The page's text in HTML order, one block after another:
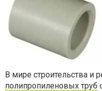
В мире строительства и
полипропиленовых труб